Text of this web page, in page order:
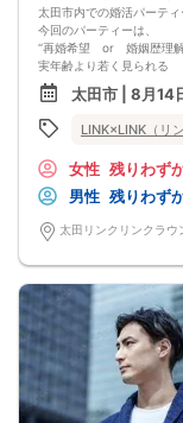
太田市内での婚活パーティ
今回のパーティーは、
‘‘再婚希望 or 婚姻歴理解
実年齢より若く見られる
肌や髪の清潔感に気を使っ
”自分磨きができる”内面も
お互いの過去を受け入れあ
だからこそ守りたいこと♡
②隠し事やうそがない
③相手の話をきちんと聞く
全てひっくるめて、受け
この先の人生の新たなパ
前回参加の男性一部紹介！
50代／大手企業役職／年収
などなど魅力的な方が多数
県内最大数8対8！トーク
①＼群馬最大級の男女8対
多すぎず少なすぎず、参
（最小催行人数3:3）
②直接の連絡先交換自由♪
太田市 | 8月14
LINK×LINK（リ
女性 残りわず
男性 残りわず
太田リンクリンクラ